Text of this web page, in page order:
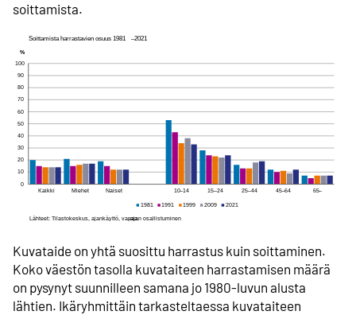
soittamista.
Kuvataide on yhtä suosittu harrastus kuin soittaminen.
Koko väestön tasolla kuvataiteen harrastamisen määrä
on pysynyt suunnilleen samana jo 1980-luvun alusta
lähtien. Ikäryhmittäin tarkasteltaessa kuvataiteen